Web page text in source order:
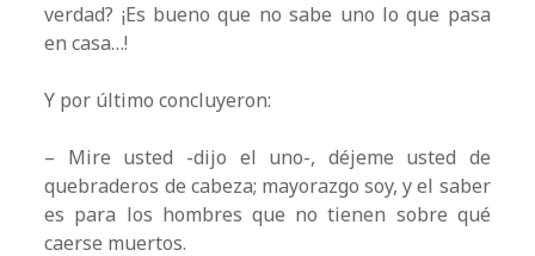
verdad? ¡Es bueno que no sabe uno lo que pasa
en casa…!
Y por último concluyeron:
– Mire usted -dijo el uno-, déjeme usted de
quebraderos de cabeza; mayorazgo soy, y el saber
es para los hombres que no tienen sobre qué
caerse muertos.